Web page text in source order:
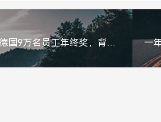
豪华不再？奔驰取消德国9万名员工年终奖，背后是转型阵痛与成本博弈，奔驰取消德国9万员工年终奖，豪华不再，转型阵痛与成本博弈